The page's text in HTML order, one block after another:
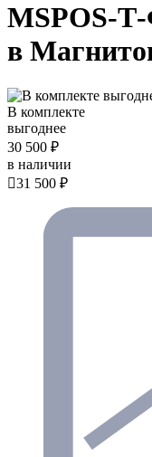
MSPOS-
в
В комплекте
выгоднее
30 500 ₽
в наличии
31 500 ₽